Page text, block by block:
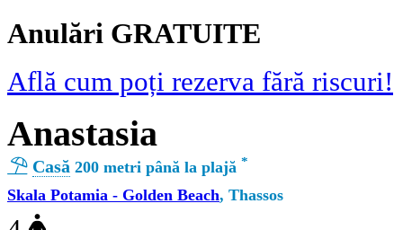
Αnulări GRATUITE
Află cum poți rezerva fără riscuri!
Anastasia
Casă 200 metri până la plajă *
Skala Potamia - Golden Beach, Thassos